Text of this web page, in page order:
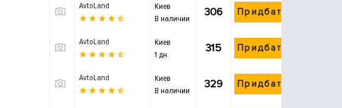
AvtoLand
Киев
В наличии
306 Придбати
AvtoLand
Киев
1 дн.
315 Придбати
AvtoLand
Киев
В наличии
329 Придбати